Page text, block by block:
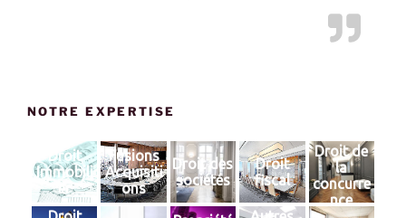
NOTRE EXPERTISE
Droit
Immobili
er
Fusions
Acquisiti
ons
Droit des
sociétés
Droit
fiscal
Droit de
la
concurre
nce